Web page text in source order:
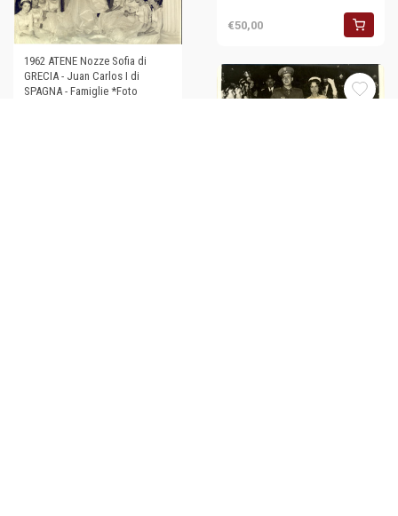
€50,00
1962 ATENE Nozze Sofia di
GRECIA - Juan Carlos I di
SPAGNA - Famiglie *Foto